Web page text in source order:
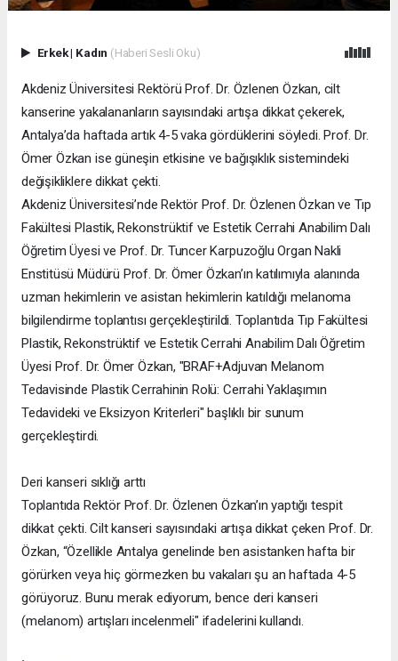
Erkek| Kadın (Haberi Sesli Oku)
Akdeniz Üniversitesi Rektörü Prof. Dr. Özlenen Özkan, cilt
kanserine yakalananların sayısındaki artışa dikkat çekerek,
Antalya’da haftada artık 4-5 vaka gördüklerini söyledi. Prof. Dr.
Ömer Özkan ise güneşin etkisine ve bağışıklık sistemindeki
değişikliklere dikkat çekti.
Akdeniz Üniversitesi’nde Rektör Prof. Dr. Özlenen Özkan ve Tıp
Fakültesi Plastik, Rekonstrüktif ve Estetik Cerrahi Anabilim Dalı
Öğretim Üyesi ve Prof. Dr. Tuncer Karpuzoğlu Organ Nakli
Enstitüsü Müdürü Prof. Dr. Ömer Özkan’ın katılımıyla alanında
uzman hekimlerin ve asistan hekimlerin katıldığı melanoma
bilgilendirme toplantısı gerçekleştirildi. Toplantıda Tıp Fakültesi
Plastik, Rekonstrüktif ve Estetik Cerrahi Anabilim Dalı Öğretim
Üyesi Prof. Dr. Ömer Özkan, "BRAF+Adjuvan Melanom
Tedavisinde Plastik Cerrahinin Rolü: Cerrahi Yaklaşımın
Tedavideki ve Eksizyon Kriterleri" başlıklı bir sunum
gerçekleştirdi.
Deri kanseri sıklığı arttı
Toplantıda Rektör Prof. Dr. Özlenen Özkan’ın yaptığı tespit
dikkat çekti. Cilt kanseri sayısındaki artışa dikkat çeken Prof. Dr.
Özkan, “Özellikle Antalya genelinde ben asistanken hafta bir
görürken veya hiç görmezken bu vakaları şu an haftada 4-5
görüyoruz. Bunu merak ediyorum, bence deri kanseri
(melanom) artışları incelenmeli" ifadelerini kullandı.